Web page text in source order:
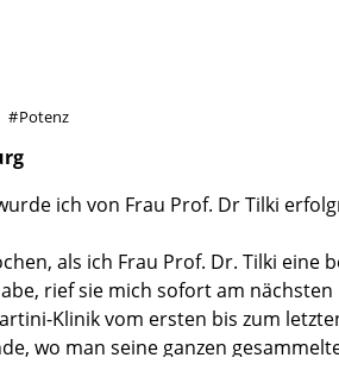
Potenz
ich von Frau Prof. Dr Tilki
als ich Frau Prof. Dr. Tilki
rief sie mich sofort am
Klinik vom ersten bis zum
wo man seine ganzen
Eindruck machen und ganz